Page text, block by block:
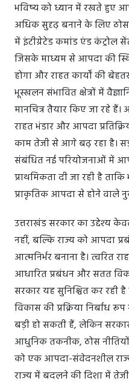
भविष्य को ध्यान में रखते हुए
अधिक सुदृढ़ बनाने के लिए ठोस
में इंटीग्रेटेड कमांड एंड कंट्रोल
जिसके माध्यम से आपदा की
होगा और राहत कार्यों की
भूस्खलन संभावित क्षेत्रों में
मानचित्र तैयार किए जा रहे हैं।
राहत भंडार और आपदा
काम तेजी से आगे बढ़ रहा है।
संबंधित नई परियोजनाओं में
प्राथमिकता दी जा रही है
प्राकृतिक आपदा से होने वाले
उत्तराखंड सरकार का उद्देश्य
नहीं, बल्कि राज्य को आपदा
आत्मनिर्भर बनाना है। त्वरित
आधारित प्रबंधन और सतत
सरकार यह सुनिश्चित कर रही
विकास की प्रक्रिया निर्बाध
बड़ी हो सकती हैं, लेकिन
आधुनिक तकनीक, ठोस
को एक आपदा-संवेदनशील
राज्य में बदलने की दिशा में तेजी